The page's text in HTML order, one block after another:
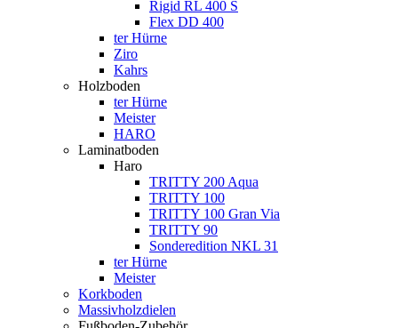
Rigid RL 400 S
Flex DD 400
ter Hürne
Ziro
Kahrs
Holzboden
ter Hürne
Meister
HARO
Laminatboden
Haro
TRITTY 200 Aqua
TRITTY 100
TRITTY 100 Gran Via
TRITTY 90
Sonderedition NKL 31
ter Hürne
Meister
Korkboden
Massivholzdielen